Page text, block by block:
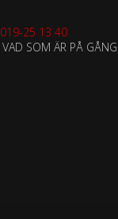
019-25 13 40
SOM ÄR PÅ